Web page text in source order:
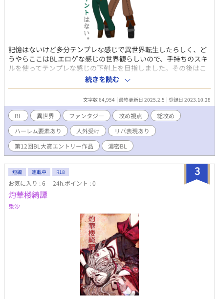
記憶はないけど多分テンプレな感じで異世界転生したらしく、ど
うやらここはBLエロゲな感じの世界観らしいので、手持ちのスキ
ルを使ってテンプレな感じの下剋上を目指しました。その後はこ
れもテンプレな感じで憧れのハーレムを作りたいと思います。 た
だし、セーブポイントはない。 溺愛攻め主人公×強気な魔法剣士
受け。あるいは気弱な獣人受け、生真面目な元騎士受け、人外受
け。基本的に主人公は攻めです。 表紙は現行のメインキャラ。ふ
んわりイメージですが増えたタイミングで表紙も増えたり変わっ
たりします。 最近ありがちなあれとかこれとか、全体的に節操の
ないR18とか、それからエログロナンセンスの同居を目指しまし
た。主題としてただただえっちいことが書きたかったというわけ
ではなくしっかりストーリーも作りたくなったので、所によって
と人外とどれとも表記し辛いなにか。そして筆者が独学で集めて
偏見たっぷりに解釈し、好き勝手噛み砕いて掻き混ぜてエエ感じ
に膨らませた各自解釈等々々がふんだんに含まれています。この
物語はフィクションであり、現実の個人・団体・事件・政治・宗
教・国家とは何の関係もございません。 筆者の趣味と性癖を詰め
込んだら隙間のない地雷原でタップダンスを踊る羽目になりまし
た。前書きにて個別に注意は致しますが、この時点で嫌な予感が
した方は早急に離脱することをお勧めします。お口に合わないと
感じたらそっと電源ボタンかブラウザバックで見なかったことに
し、大至急お好みの他作品さまで口直しするのが良いかと思われ
ます。読後に不快感を示されましても、筆者は責任を負えませ
ん。よろしくお願いいたします。 ※著作権は放棄しておりません
ので転載等はお止めください。 えっちいの♡ えっちくてあぶない
続きを読む
文字数 64,954 最終更新日 2025.2.5 登録日 2023.10.28
BL 異世界 ファンタジー 攻め視点
総攻め
ハーレム要素あり
人外受け
リバ表現あり
第12回BL大賞エントリー作品
濃密BL
3
短編 連載中 R18
お気に入り : 6 24h.ポイント : 0
灼華楼綺譚
兎沙